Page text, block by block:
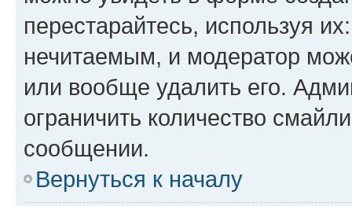
перестарайтесь, используя
нечитаемым, и модератор
или вообще удалить его.
ограничить количество
сообщении.
Вернуться к началу